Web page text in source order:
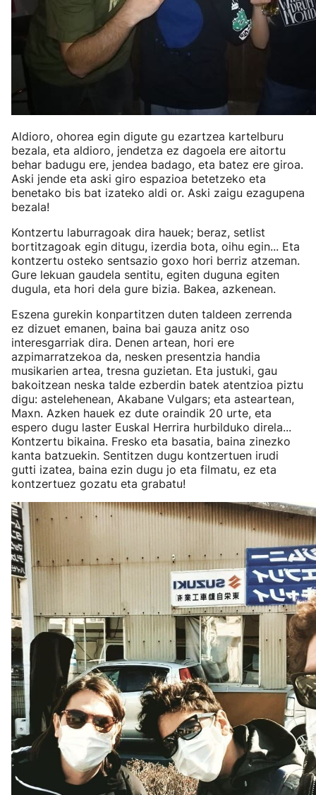
Aldioro, ohorea egin digute gu ezartzea kartelburu
bezala, eta aldioro, jendetza ez dagoela ere aitortu
behar badugu ere, jendea badago, eta batez ere giroa.
Aski jende eta aski giro espazioa betetzeko eta
benetako bis bat izateko aldi or. Aski zaigu ezagupena
bezala!
Kontzertu laburragoak dira hauek; beraz, setlist
bortitzagoak egin ditugu, izerdia bota, oihu egin... Eta
kontzertu osteko sentsazio goxo hori berriz atzeman.
Gure lekuan gaudela sentitu, egiten duguna egiten
dugula, eta hori dela gure bizia. Bakea, azkenean.
Eszena gurekin konpartitzen duten taldeen zerrenda
ez dizuet emanen, baina bai gauza anitz oso
interesgarriak dira. Denen artean, hori ere
azpimarratzekoa da, nesken presentzia handia
musikarien artea, tresna guzietan. Eta justuki, gau
bakoitzean neska talde ezberdin batek atentzioa piztu
digu: astelehenean, Akabane Vulgars; eta asteartean,
Maxn. Azken hauek ez dute oraindik 20 urte, eta
espero dugu laster Euskal Herrira hurbilduko direla...
Kontzertu bikaina. Fresko eta basatia, baina zinezko
kanta batzuekin. Sentitzen dugu kontzertuen irudi
gutti izatea, baina ezin dugu jo eta filmatu, ez eta
kontzertuez gozatu eta grabatu!